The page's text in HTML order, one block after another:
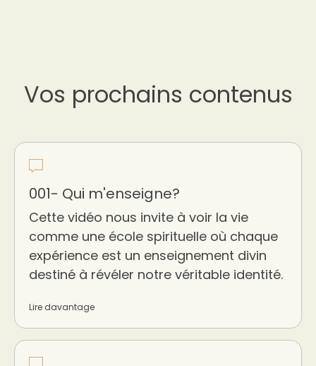
Vos prochains contenus
001- Qui m'enseigne?
Cette vidéo nous invite à voir la vie
comme une école spirituelle où chaque
expérience est un enseignement divin
destiné à révéler notre véritable identité.
Lire davantage